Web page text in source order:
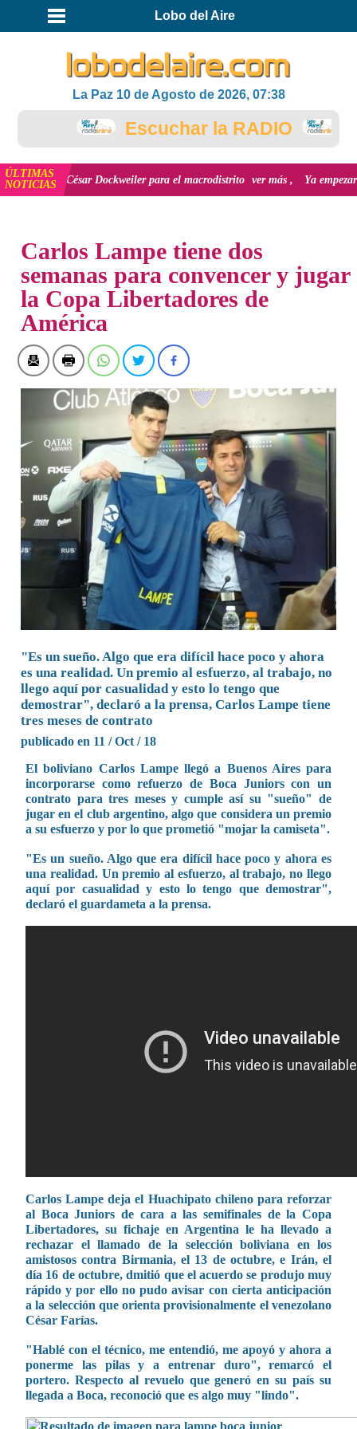
Lobo del Aire
La Paz 10 de Agosto de 2026, 07:38
Escuchar la RADIO
ÚLTIMAS
NOTICIAS
César Dockweiler para el macrodistrito ver más Ya empezaron las
Carlos Lampe tiene dos
semanas para convencer y jugar
la Copa Libertadores de
América
"Es un sueño. Algo que era difícil hace poco y ahora
es una realidad. Un premio al esfuerzo, al trabajo, no
llego aquí por casualidad y esto lo tengo que
demostrar", declaró a la prensa, Carlos Lampe tiene
tres meses de contrato
publicado en 11 / Oct / 18
El boliviano Carlos Lampe llegó a Buenos Aires para
incorporarse como refuerzo de Boca Juniors con un
contrato para tres meses y cumple así su "sueño" de
jugar en el club argentino, algo que considera un premio
a su esfuerzo y por lo que prometió "mojar la camiseta".
"Es un sueño. Algo que era difícil hace poco y ahora es
una realidad. Un premio al esfuerzo, al trabajo, no llego
aquí por casualidad y esto lo tengo que demostrar",
declaró el guardameta a la prensa.
Carlos Lampe deja el Huachipato chileno para reforzar
al Boca Juniors de cara a las semifinales de la Copa
Libertadores, su fichaje en Argentina le ha llevado a
rechazar el llamado de la selección boliviana en los
amistosos contra Birmania, el 13 de octubre, e Irán, el
día 16 de octubre,dmitió que el acuerdo se produjo muy
rápido y por ello no pudo avisar con cierta anticipación
a la selección que orienta provisionalmente el venezolano
César Farías.
"Hablé con el técnico, me entendió, me apoyó y ahora a
ponerme las pilas y a entrenar duro", remarcó el
portero. Respecto al revuelo que generó en su país su
llegada a Boca, reconoció que es algo muy "lindo".